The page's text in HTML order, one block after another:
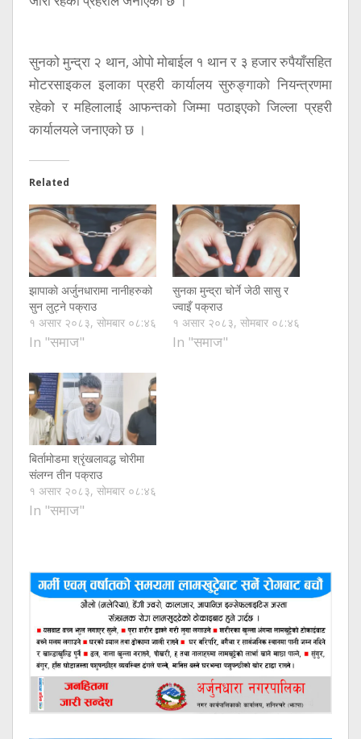
सुनको मुन्द्रा २ थान, ओपो मोबाईल १ थान र ३ हजार रुपैयाँसहित
मोटरसाइकल इलाका प्रहरी कार्यालय सुरुङ्गाको नियन्त्रणमा
रहेको र महिलालाई आफन्तको जिम्मा पठाइएको जिल्ला प्रहरी
कार्यालयले जनाएको छ ।
Related
झापाकाे अर्जुनधारामा नानीहरुको
सुन लुट्ने पक्राउ
१ असार २०८३, सोमबार ०८:४६
In "समाज"
सुनका मुन्द्रा चोर्ने जेठी सासु र
ज्वाइँ पक्राउ
१ असार २०८३, सोमबार ०८:४६
In "समाज"
बिर्तामोडमा श्रृंखलावद्ध चोरीमा
संलग्न तीन पक्राउ
१ असार २०८३, सोमबार ०८:४६
In "समाज"